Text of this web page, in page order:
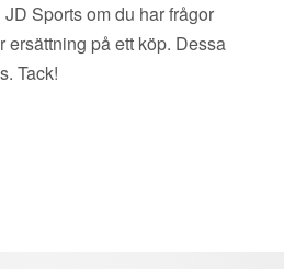
Sports om du har frågor
ersättning på ett köp. Dessa
Tack!